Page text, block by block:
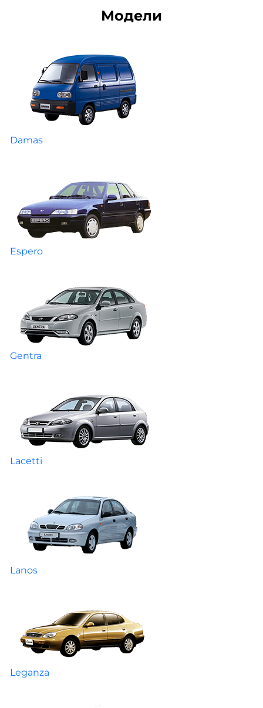
Модели
Damas
Espero
Gentra
Lacetti
Lanos
Leganza